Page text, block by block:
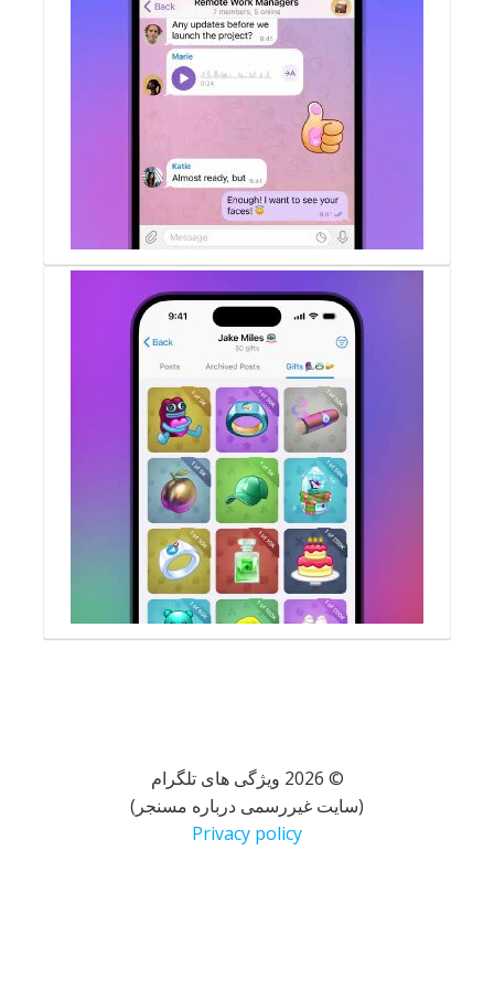
© 2026 ویژگی های تلگرام
(سایت غیررسمی درباره مسنجر)
Privacy policy